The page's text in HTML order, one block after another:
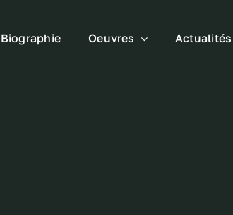
Biographie Oeuvres Actualités